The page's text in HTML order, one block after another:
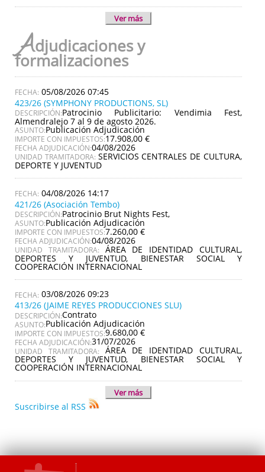
Ver más
Adjudicaciones y
formalizaciones
05/08/2026 07:45
423/26 (SYMPHONY PRODUCTIONS, SL)
DESCRIPCIÓN:Patrocinio Publicitario: Vendimia Fest,
Almendralejo 7 al 9 de agosto 2026.
ASUNTO:Publicación Adjudicación
IMPORTE CON IMPUESTOS:17.908,00 €
FECHA ADJUDICACIÓN:04/08/2026
UNIDAD TRAMITADORA: SERVICIOS CENTRALES DE CULTURA,
DEPORTE Y JUVENTUD
04/08/2026 14:17
421/26 (Asociación Tembo)
DESCRIPCIÓN:Patrocinio Brut Nights Fest,
ASUNTO:Publicación Adjudicación
IMPORTE CON IMPUESTOS:7.260,00 €
FECHA ADJUDICACIÓN:04/08/2026
UNIDAD TRAMITADORA: ÁREA DE IDENTIDAD CULTURAL,
DEPORTES Y JUVENTUD, BIENESTAR SOCIAL Y
COOPERACIÓN INTERNACIONAL
03/08/2026 09:23
413/26 (JAIME REYES PRODUCCIONES SLU)
DESCRIPCIÓN:Contrato
ASUNTO:Publicación Adjudicación
IMPORTE CON IMPUESTOS:9.680,00 €
FECHA ADJUDICACIÓN:31/07/2026
UNIDAD TRAMITADORA: ÁREA DE IDENTIDAD CULTURAL,
DEPORTES Y JUVENTUD, BIENESTAR SOCIAL Y
COOPERACIÓN INTERNACIONAL
Ver más
Suscribirse al RSS